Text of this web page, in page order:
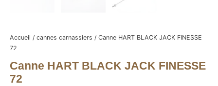
Accueil / cannes carnassiers / Canne HART BLACK JACK FINESSE
72
Canne HART BLACK JACK FINESSE
72